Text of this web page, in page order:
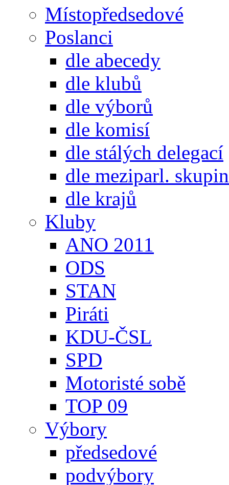
Místopředsedové
Poslanci
dle abecedy
dle klubů
dle výborů
dle komisí
dle stálých delegací
dle meziparl. skupin
dle krajů
Kluby
ANO 2011
ODS
STAN
Piráti
KDU-ČSL
SPD
Motoristé sobě
TOP 09
Výbory
předsedové
podvýbory